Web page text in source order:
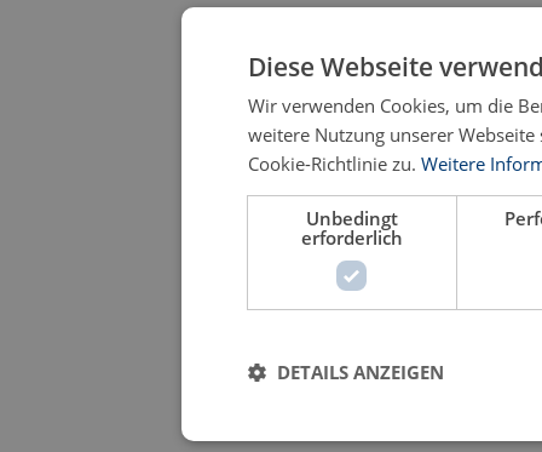
Diese Webseite
Wir verwenden Cookies, um die
weitere Nutzung unserer
Cookie-Richtlinie zu. Weitere
Unbedingt
erforderlich
DETAILS ANZEIGEN